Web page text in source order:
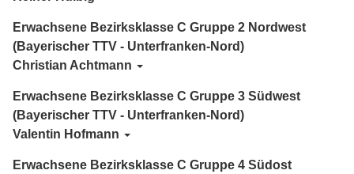
Erwachsene Bezirksklasse C Gruppe 2 Nordwest
(Bayerischer TTV - Unterfranken-Nord)
Christian Achtmann
Erwachsene Bezirksklasse C Gruppe 3 Südwest
(Bayerischer TTV - Unterfranken-Nord)
Valentin Hofmann
Erwachsene Bezirksklasse C Gruppe 4 Südost